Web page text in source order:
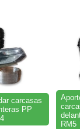
carcasas
PP
RM5